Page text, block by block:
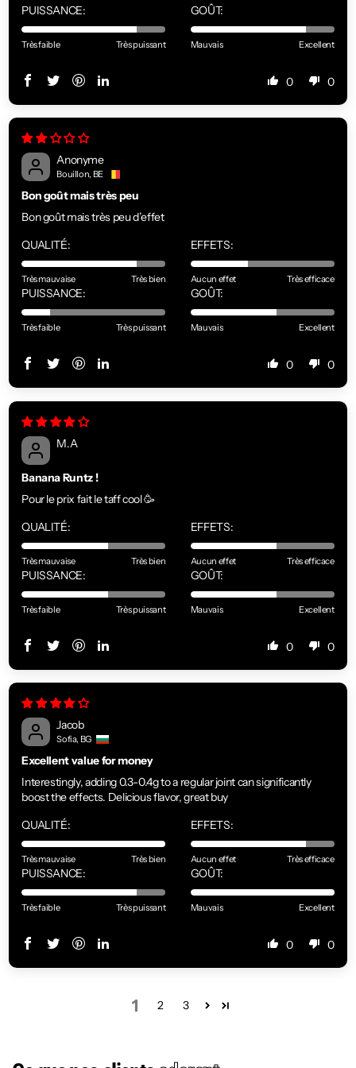
PUISSANCE:
Très faible Très puissant
GOÛT:
Mauvais Excellent
0 0
Anonyme
Bouillon, BE
Bon goût mais très peu
Bon goût mais très peu d’effet
QUALITÉ:
Très mauvaise Très bien
EFFETS:
Aucun effet Très efficace
PUISSANCE:
Très faible Très puissant
GOÛT:
Mauvais Excellent
0 0
M.A
Banana Runtz !
Pour le prix fait le taff cool 🥳
QUALITÉ:
Très mauvaise Très bien
EFFETS:
Aucun effet Très efficace
PUISSANCE:
Très faible Très puissant
GOÛT:
Mauvais Excellent
0 0
Jacob
Sofia, BG
Excellent value for money
Interestingly, adding 0.3-0.4g to a regular joint can significantly
boost the effects. Delicious flavor, great buy
QUALITÉ:
Très mauvaise Très bien
EFFETS:
Aucun effet Très efficace
PUISSANCE:
Très faible Très puissant
GOÛT:
Mauvais Excellent
0 0
1 2 3